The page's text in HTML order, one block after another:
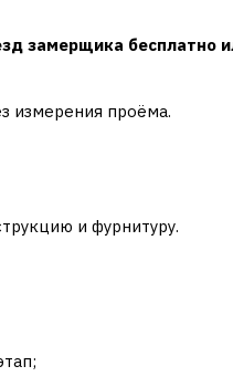
замерщика бесплатно
измерения проёма.
и фурнитуру.